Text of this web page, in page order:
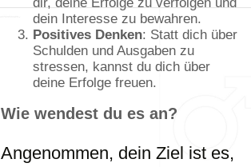
dein Interesse zu bewahren.
Positives Denken: Statt dich über
Schulden und Ausgaben zu
stressen, kannst du dich über
deine Erfolge freuen.
Wie wendest du es an?
Angenommen, dein Ziel ist es,